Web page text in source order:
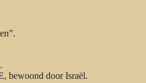
bewoond door Israël.